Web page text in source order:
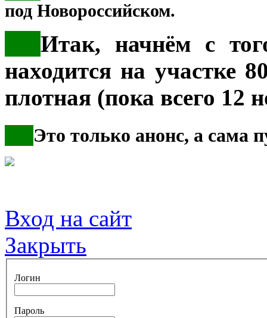
под Новороссийском.
Итак, начнём с
находится на участке
плотная (пока всего 12
Это только анонс, а сама
Вход на сайт
Закрыть
Логин
Пароль